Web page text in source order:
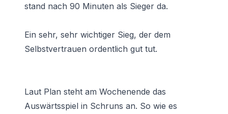
stand nach 90 Minuten als Sieger da.
Ein sehr, sehr wichtiger Sieg, der dem
Selbstvertrauen ordentlich gut tut.
Laut Plan steht am Wochenende das
Auswärtsspiel in Schruns an. So wie es